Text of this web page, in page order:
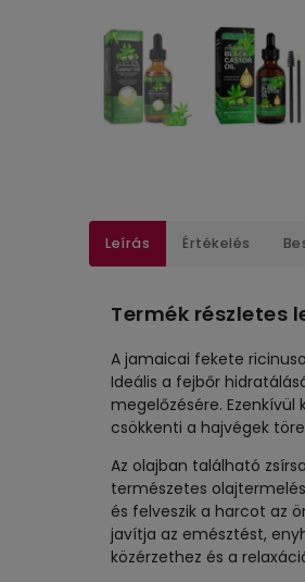
Leírás Értékelés
Termék részletes
A jamaicai fekete
Ideális a fejbőr
megelőzésére.
csökkenti a hajvégek
Az olajban található
természetes
és felveszik a harcot az
javítja az emésztést,
közérzethez és a